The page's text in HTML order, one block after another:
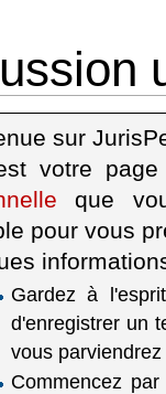
sur
votre
que
pour vous
Gardez à
d'enregistrer un
vous
Commencez